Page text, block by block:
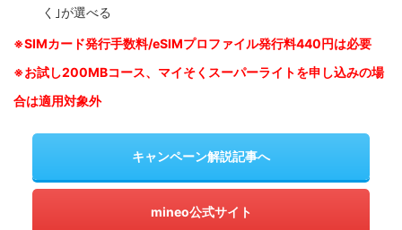
く｣が選べる
※SIMカード発行手数料/eSIMプロファイル発行料440円は必要
※お試し200MBコース、マイそくスーパーライトを申し込みの場
合は適用対象外
キャンペーン解説記事へ
mineo公式サイト